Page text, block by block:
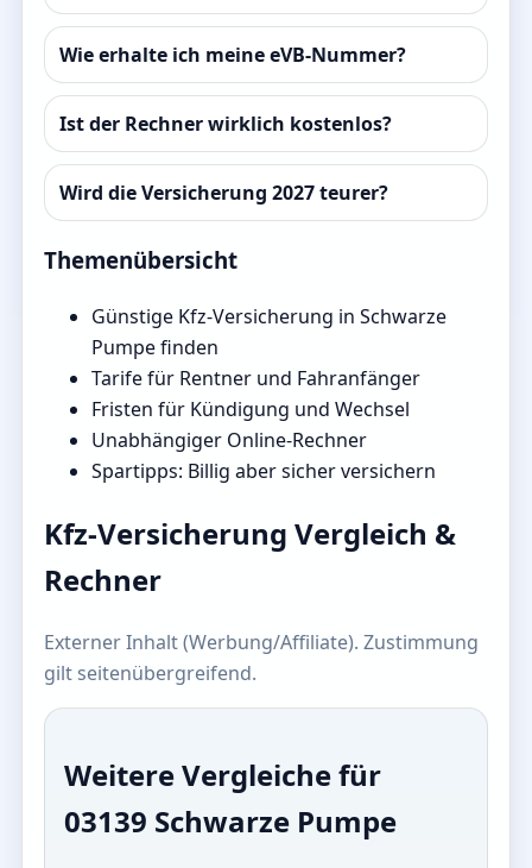
Wie erhalte ich meine eVB-Nummer?
Ist der Rechner wirklich kostenlos?
Wird die Versicherung 2027 teurer?
Themenübersicht
Günstige Kfz-Versicherung in Schwarze
Pumpe finden
Tarife für Rentner und Fahranfänger
Fristen für Kündigung und Wechsel
Unabhängiger Online-Rechner
Spartipps: Billig aber sicher versichern
Kfz-Versicherung Vergleich &
Rechner
Externer Inhalt (Werbung/Affiliate). Zustimmung
gilt seitenübergreifend.
Weitere Vergleiche für
03139 Schwarze Pumpe